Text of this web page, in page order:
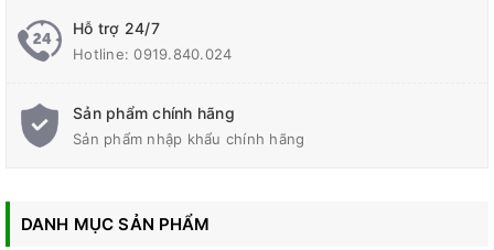
Hỗ trợ 24/7
Hotline:0919.840.024
Sản phẩm chính hãng
Sản phẩm nhập khẩu chính hãng
DANH MỤC SẢN PHẨM